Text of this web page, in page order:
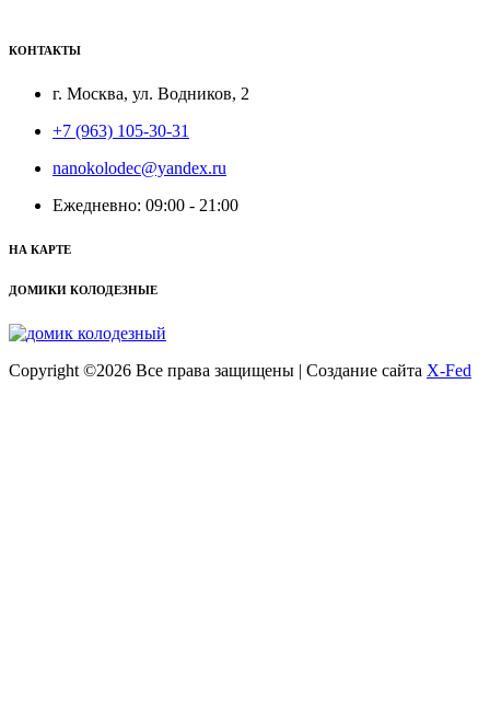
КОНТАКТЫ
г. Москва, ул. Водников, 2
+7 (963) 105-30-31
nanokolodec@yandex.ru
Ежедневно: 09:00 - 21:00
НА КАРТЕ
ДОМИКИ КОЛОДЕЗНЫЕ
Copyright ©2026 Все права защищены | Создание сайта X-Fed